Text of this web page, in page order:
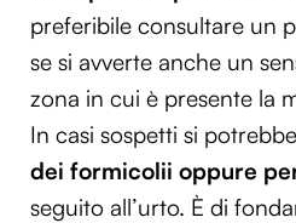
preferibile consultare un
se si avverte anche un
zona in cui è presente la
In casi sospetti si
dei formicolii oppure
seguito all’urto. È di